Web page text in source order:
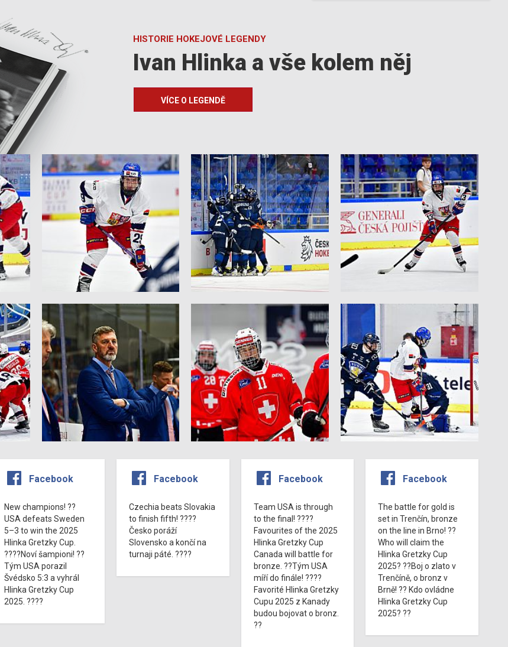
HISTORIE HOKEJOVÉ LEGENDY
Ivan Hlinka a vše kolem něj
VÍCE O LEGENDĚ
Facebook
New champions! ??
USA defeats Sweden
5–3 to win the 2025
Hlinka Gretzky Cup.
????Noví šampioni! ??
Tým USA porazil
Švédsko 5:3 a vyhrál
Hlinka Gretzky Cup
2025. ????
Facebook
Czechia beats Slovakia
to finish fifth! ????
Česko poráží
Slovensko a končí na
turnaji páté. ????
Facebook
Team USA is through
to the final! ????
Favourites of the 2025
Hlinka Gretzky Cup
Canada will battle for
bronze. ??Tým USA
míří do finále! ????
Favorité Hlinka Gretzky
Cupu 2025 z Kanady
budou bojovat o bronz.
??
Facebook
The battle for gold is
set in Trenčín, bronze
on the line in Brno! ??
Who will claim the
Hlinka Gretzky Cup
2025? ??Boj o zlato v
Trenčíně, o bronz v
Brně! ?? Kdo ovládne
Hlinka Gretzky Cup
2025? ??